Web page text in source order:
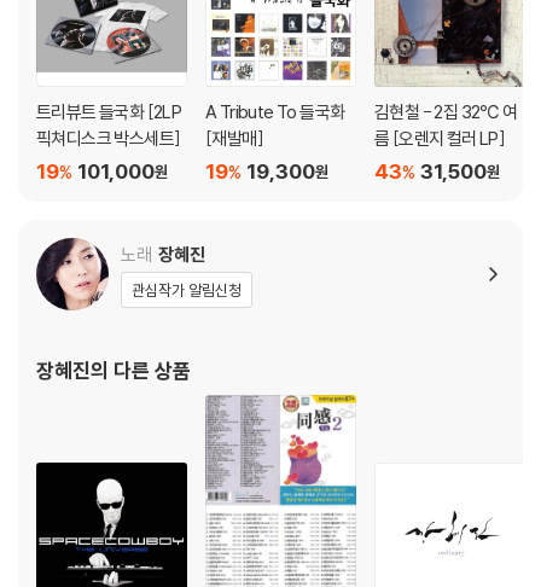
작사,작곡 / 류재현 편곡). 원곡은 2011년 가수 임용우가 불렀던 곡으로 편
곡자 류재현씨가 직접 작사,작곡 했던 곡이다. 갸야금, 해금, 휘슬 등의 국
악기와 바이올린, 비올라, 첼로 등 스트링악기가 접목하여 풍성하고 세련
된 국악이 탄생되었다. 현지 교민들이 다함께 이 노래를 따라 부르며 우리
모두가 다 같은 대한민국 동포임을 확인한 자리를 만들었고, 마침 1부 마지
막에 선보여 공연 무대를 더욱 빛나게 해주었다.
한국-호주 수교 50주년과 MBC창사 50주년을 기념하기 위한 '나는가수
다' 호주 스페셜경연 2부..
JK김동욱이 호주에서 부르고 싶은 곡은 "상록수"(김민기 작사,작곡 / 신대
에 젖어있을 때 여자프로골퍼 박세리가 신발을 벗고 물속에서 골프공을 쳐
내는 공익광고의 배경음악으로 나왔으며 2002년 당시 전 노무현대통령
의 대선 캠페인송으로 사용하였고, 훗날 안타깝게도 고인의 추모곡으로도
불리우게 된다. 원래 이 곡은 김민기씨가 작사, 작곡하여 공장안 노동자들
의 합동결혼식에서 직접 축가로 불렀던 곡이다. 그러나 이 곡을 잘 들여다
보면 "아침이슬"처럼 80년대 당시의 사회에 외치고자하는 메시지를 서정
적인 은유법으로 우회하여 묘사한다. JK김동욱은 이를 아는지 서정적 가
사 속에 깊은 무언가의 외침을 노래하고 있었다. 특별공연이 아닌 정식 "나
트리뷰트 들국화 [2LP
픽쳐디스크 박스세트]
101,000원
19%
A Tribute To 들국화
[재발매]
19,300원
19%
김현철 - 2집 32℃ 여
름 [오렌지 컬러 LP]
31,500원
43%
노래 장혜진
관심작가 알림신청
장혜진의 다른 상품